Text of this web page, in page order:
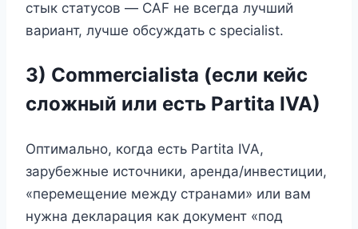
стык статусов — CAF не всегда лучший
вариант, лучше обсуждать с specialist.
3) Commercialista (если кейс
сложный или есть Partita IVA)
Оптимально, когда есть Partita IVA,
зарубежные источники, аренда/инвестиции,
«перемещение между странами» или вам
нужна декларация как документ «под